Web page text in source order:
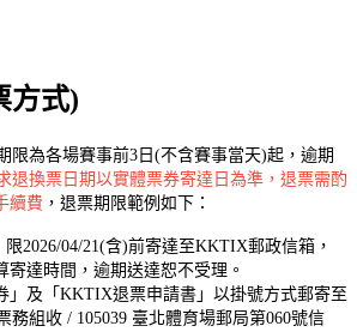
方式)
限為各場賽事前3日(不含賽事當天)起，逾期
退換票日期以實體票券寄達日為準，退票需酌
續費 ，退票期限範例如下：
限2026/04/21(含)前寄達至KKTIX郵政信箱，
寄達時間，逾期送達恕不受理。
」及「KKTIX退票申請書」以掛號方式郵寄至
務組收 / 105039 臺北體育場郵局第060號信